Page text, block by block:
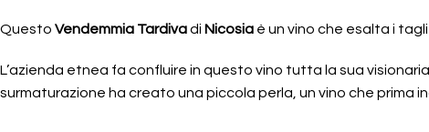
Questo Vendemmia Tardivadi Nicosia è un vino che esalta i
L’azienda etnea fa confluire in questo vino tutta la sua
surmaturazione ha creato una piccola perla, un vino che prima